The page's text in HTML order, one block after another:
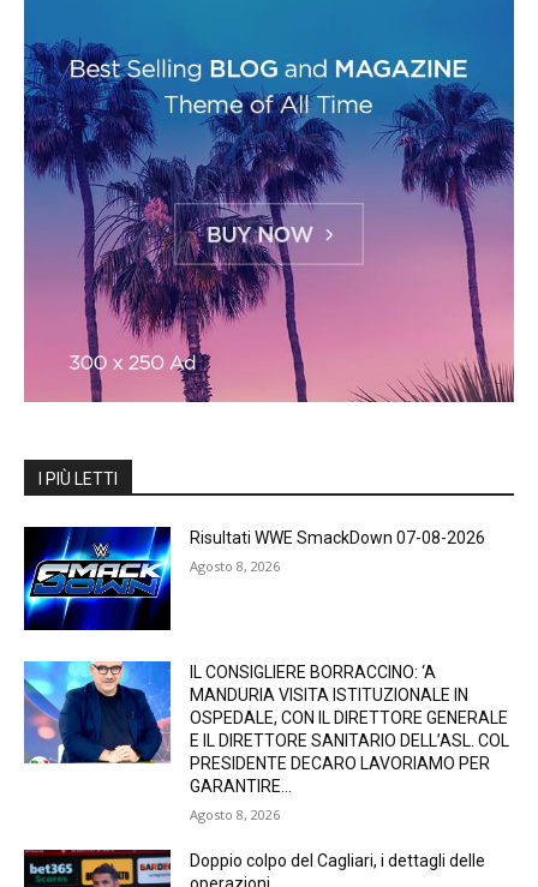
I PIÙ LETTI
Risultati WWE SmackDown 07-08-2026
Agosto 8, 2026
IL CONSIGLIERE BORRACCINO: ‘A
MANDURIA VISITA ISTITUZIONALE IN
OSPEDALE, CON IL DIRETTORE GENERALE
E IL DIRETTORE SANITARIO DELL’ASL. COL
PRESIDENTE DECARO LAVORIAMO PER
GARANTIRE...
Agosto 8, 2026
Doppio colpo del Cagliari, i dettagli delle
operazioni